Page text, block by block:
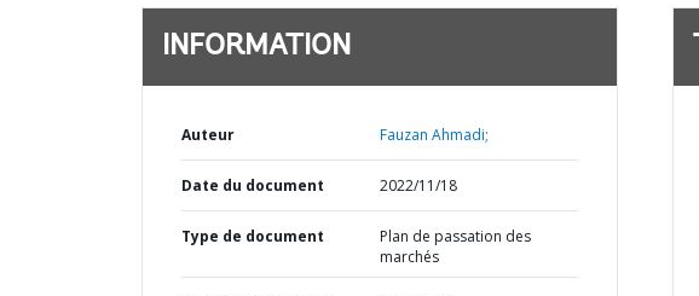
INFORMATION
Auteur Fauzan Ahmadi;
Date du document 2022/11/18
Type de document
Plan de passation des
marchés